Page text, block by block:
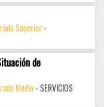
Superior-
de
Medio- SERVICIOS